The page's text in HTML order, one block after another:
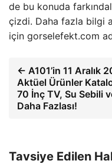
de bu konuda
çizdi. Daha fazla bilgi
için gorselefekt.com
← A101’in 11 Aralık
Aktüel Ürünler
70 İnç TV, Su Sebili
Daha Fazlası!
Tavsiye Edilen